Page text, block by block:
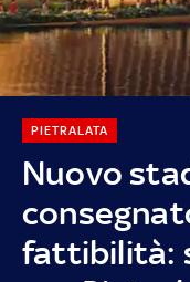
Nuovo
fattibilità:
PIETRALATA